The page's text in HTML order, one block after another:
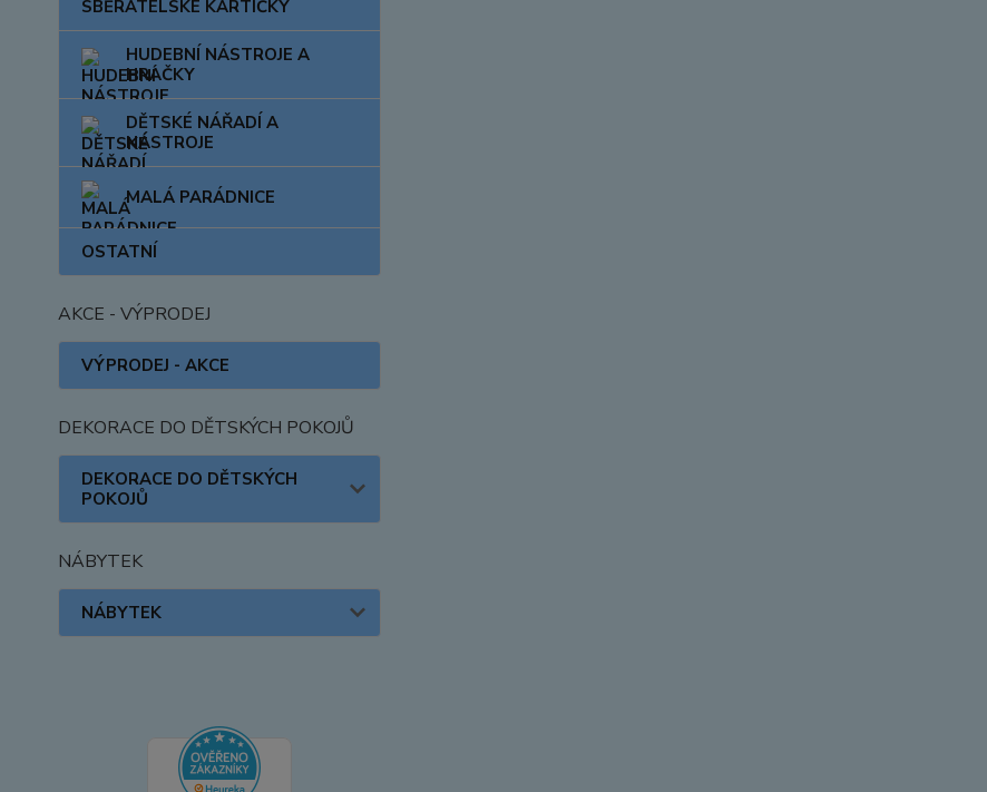
SBĚRATELSKÉ KARTIČKY
HUDEBNÍ NÁSTROJE A
HRAČKY
DĚTSKÉ NÁŘADÍ A
NÁSTROJE
MALÁ PARÁDNICE
OSTATNÍ
AKCE - VÝPRODEJ
VÝPRODEJ - AKCE
DEKORACE DO DĚTSKÝCH POKOJŮ
DEKORACE DO DĚTSKÝCH
POKOJŮ
NÁBYTEK
NÁBYTEK